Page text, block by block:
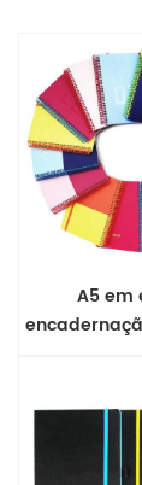
A5 em